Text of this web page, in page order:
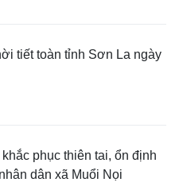
tiết toàn tỉnh Sơn La ngày
phục thiên tai, ổn định
dân xã Muổi Nọi